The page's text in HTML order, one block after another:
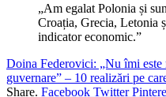
„Am egalat Polonia și
Croația, Grecia, Letonia
indicator economic.”
Doina Federovici: „Nu îmi este
guvernare” – 10 realizări pe
Share. Facebook Twitter